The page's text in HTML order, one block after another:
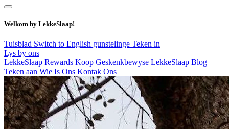
Welkom by LekkeSlaap!
Tuisblad Switch to English gunstelinge Teken in
Lys by ons
LekkeSlaap Rewards Koop Geskenkbewyse LekkeSlaap Blog
Teken aan Wie Is Ons Kontak Ons